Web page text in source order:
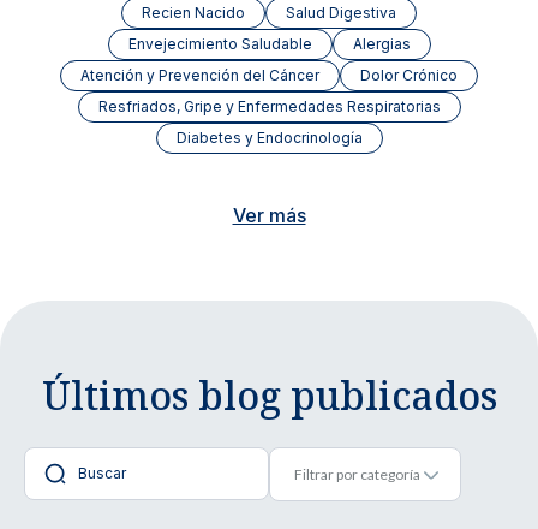
Recien Nacido
Salud Digestiva
Envejecimiento Saludable
Alergias
Atención y Prevención del Cáncer
Dolor Crónico
Resfriados, Gripe y Enfermedades Respiratorias
Diabetes y Endocrinología
Ver más
Últimos blog publicados